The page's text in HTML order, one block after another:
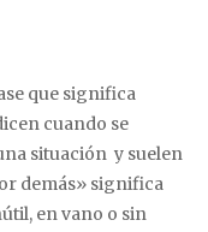
que significa
cuando se
situación y suelen
demás» significa
en vano o sin